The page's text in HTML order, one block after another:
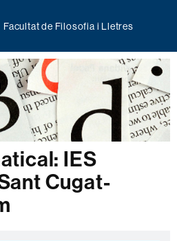
Facultat de Filosofia i Lletres
IES
Cugat-